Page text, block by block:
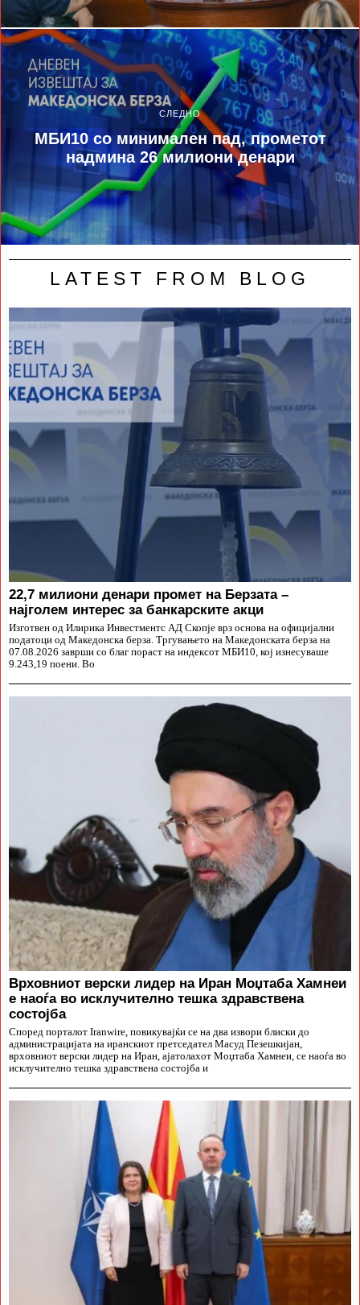
СЛЕДНО
МБИ10 со минимален пад, прометот
надмина 26 милиони денари
LATEST FROM BLOG
22,7 милиони денари промет на Берзата –
најголем интерес за банкарските акци
Изготвен од Илирика Инвестментс АД Скопје врз основа на официјални
податоци од Македонска берза. Тргувањето на Македонската берза на
07.08.2026 заврши со благ пораст на индексот МБИ10, кој изнесуваше
9.243,19 поени. Во
Врховниот верски лидер на Иран Моџтаба Хамнеи
е наоѓа во исклучително тешка здравствена
состојба
Според порталот Iranwire, повикувајќи се на два извори блиски до
администрацијата на иранскиот претседател Масуд Пезешкијан,
врховниот верски лидер на Иран, ајатолахот Моџтаба Хамнеи, се наоѓа во
исклучително тешка здравствена состојба и